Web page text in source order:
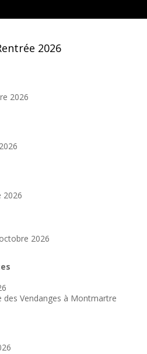
2026
2026
2026
2026
des Vendanges à Montmartre